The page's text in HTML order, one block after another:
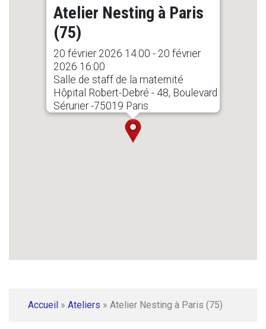
Atelier Nesting à Paris
(75)
20 février 2026 14:00 - 20 février
2026 16:00
Salle de staff de la maternité
Hôpital Robert-Debré - 48, Boulevard
Sérurier -75019 Paris
Accueil » Ateliers » Atelier Nesting à Paris (75)